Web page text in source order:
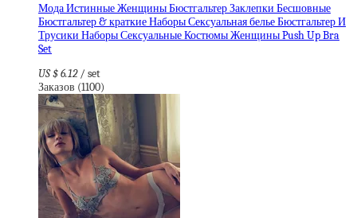
Мода Истинные Женщины Бюстгальтер Заклепки Бесшовные
Бюстгальтер & краткие Наборы Сексуальная белье Бюстгальтер И
Трусики Наборы Сексуальные Костюмы Женщины Push Up Bra
Set
US $ 6.12 / set
Заказов (1100)